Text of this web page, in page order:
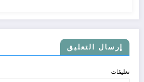
إرسال التعليق
تعليقات